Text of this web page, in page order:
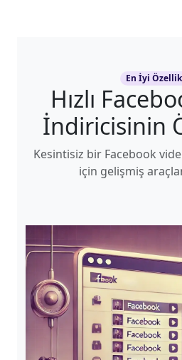
En İyi
Hızlı
İndiricisinin
Kesintisiz bir Facebook
için gelişmiş